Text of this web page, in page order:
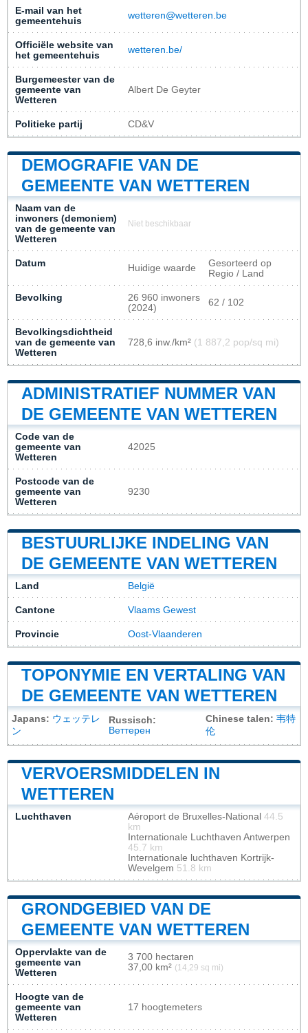
E-mail van het
gemeentehuis
wetteren@wetteren.be
Officiële website van
het gemeentehuis
wetteren.be/
Burgemeester van de
gemeente van
Wetteren
Albert De Geyter
Politieke partij CD&V
DEMOGRAFIE VAN DE
GEMEENTE VAN WETTEREN
Naam van de
inwoners (demoniem)
van de gemeente van
Wetteren
Niet beschikbaar
Datum Huidige waarde
Gesorteerd op
Regio / Land
Bevolking
26 960 inwoners
(2024)
62 / 102
Bevolkingsdichtheid
van de gemeente van
Wetteren
728,6 inw./km² (1 887,2 pop/sq mi)
ADMINISTRATIEF NUMMER VAN
DE GEMEENTE VAN WETTEREN
Code van de
gemeente van
Wetteren
42025
Postcode van de
gemeente van
Wetteren
9230
BESTUURLIJKE INDELING VAN
DE GEMEENTE VAN WETTEREN
Land België
Cantone Vlaams Gewest
Provincie Oost-Vlaanderen
TOPONYMIE EN VERTALING VAN
DE GEMEENTE VAN WETTEREN
Japans: ウェッテレ
ン
Russisch:
Веттерен
Chinese talen: 韦特
伦
VERVOERSMIDDELEN IN
WETTEREN
Luchthaven Aéroport de Bruxelles-National 44.5
km
Internationale Luchthaven Antwerpen
45.7 km
Internationale luchthaven Kortrijk-
Wevelgem 51.8 km
GRONDGEBIED VAN DE
GEMEENTE VAN WETTEREN
Oppervlakte van de
gemeente van
Wetteren
3 700 hectaren
37,00 km² (14,29 sq mi)
Hoogte van de
gemeente van
Wetteren
17 hoogtemeters